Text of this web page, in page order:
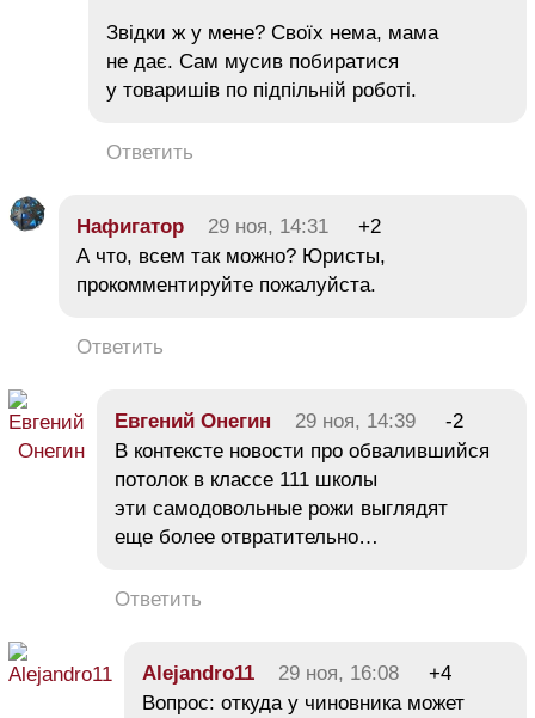
Звідки ж у мене? Своїх нема, мама
не дає. Сам мусив побиратися
у товаришів по підпільній роботі.
Ответить
Нафигатор 29 ноя, 14:31
+2
А что, всем так можно? Юристы,
прокомментируйте пожалуйста.
Ответить
Евгений Онегин 29 ноя, 14:39
-2
В контексте новости про обвалившийся
потолок в классе 111 школы
эти самодовольные рожи выглядят
еще более отвратительно…
Ответить
Alejandro11 29 ноя, 16:08
+4
Вопрос: откуда у чиновника может